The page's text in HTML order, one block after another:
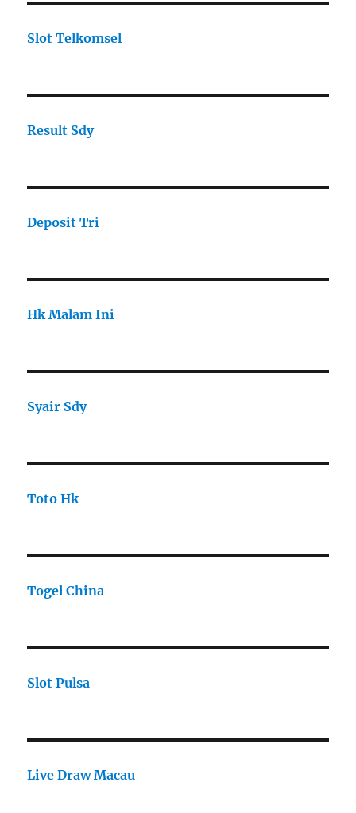
Slot Telkomsel
Result Sdy
Deposit Tri
Hk Malam Ini
Syair Sdy
Toto Hk
Togel China
Slot Pulsa
Live Draw Macau